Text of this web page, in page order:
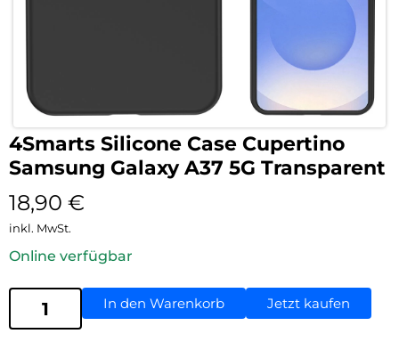
4Smarts Silicone Case Cupertino
Samsung Galaxy A37 5G Transparent
18,90 €
inkl. MwSt.
Online verfügbar
In den Warenkorb Jetzt kaufen